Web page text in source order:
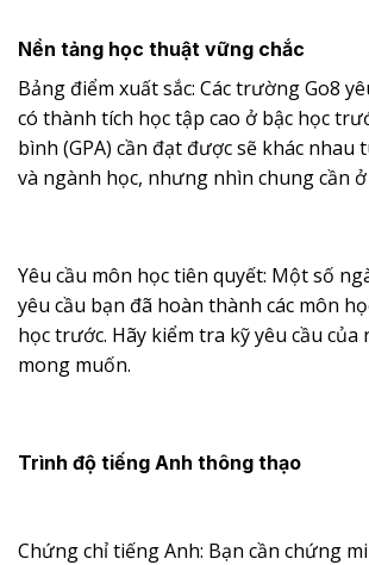
Nền tảng học thuật vững chắc
Bảng điểm xuất sắc: Các trường Go8
có thành tích học tập cao ở bậc học
bình (GPA) cần đạt được sẽ khác
và ngành học, nhưng nhìn chung cần
Yêu cầu môn học tiên quyết: Một số
yêu cầu bạn đã hoàn thành các môn
học trước. Hãy kiểm tra kỹ yêu cầu của
mong muốn.
Trình độ tiếng Anh thông thạo
Chứng chỉ tiếng Anh: Bạn cần chứng